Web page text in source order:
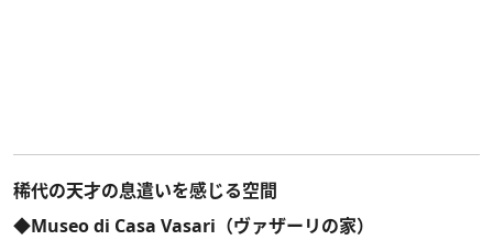
稀代の天才の息遣いを感じる空間
◆Museo di Casa Vasari（ヴァザーリの家）